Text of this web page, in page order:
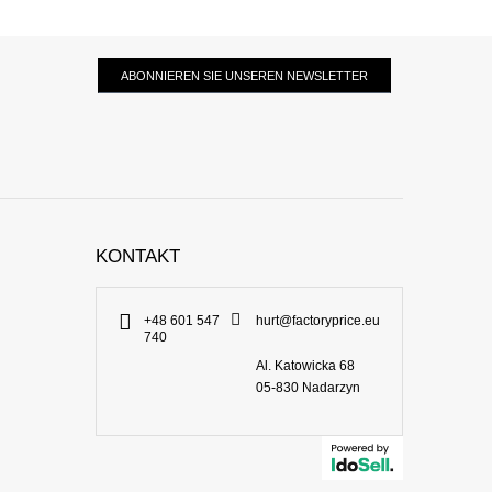
ABONNIEREN SIE UNSEREN NEWSLETTER
KONTAKT
+48 601 547
740
hurt@factoryprice.eu
Al. Katowicka 68
05-830 Nadarzyn